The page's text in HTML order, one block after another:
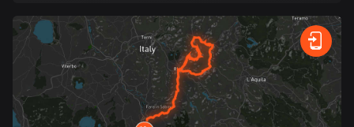
Dominikanska republiken
99 rutter
Ecuador
520 rutter